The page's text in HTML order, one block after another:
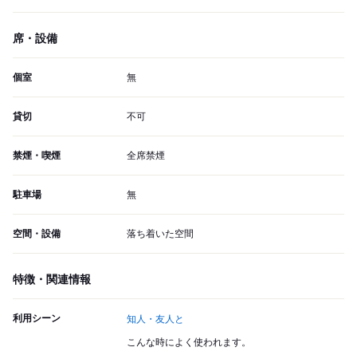
席・設備
個室 無
貸切 不可
禁煙・喫煙 全席禁煙
駐車場 無
空間・設備 落ち着いた空間
特徴・関連情報
利用シーン 知人・友人と
こんな時によく使われます。